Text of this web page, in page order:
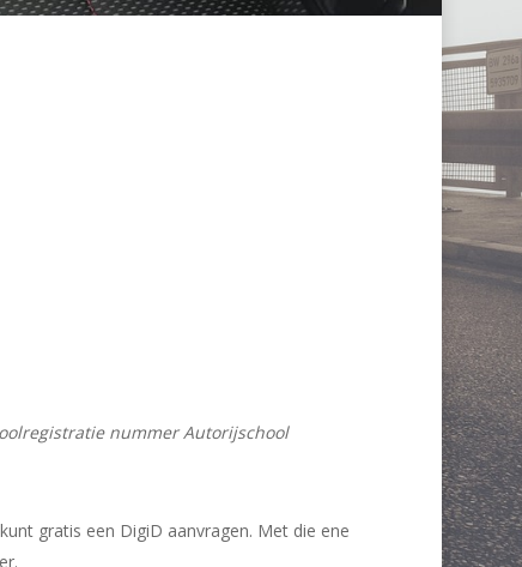
nummer Autorijschool
gratis een DigiD aanvragen. Met die ene